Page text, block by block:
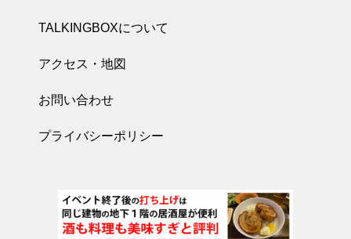
TALKINGBOXについて
アクセス・地図
お問い合わせ
プライバシーポリシー